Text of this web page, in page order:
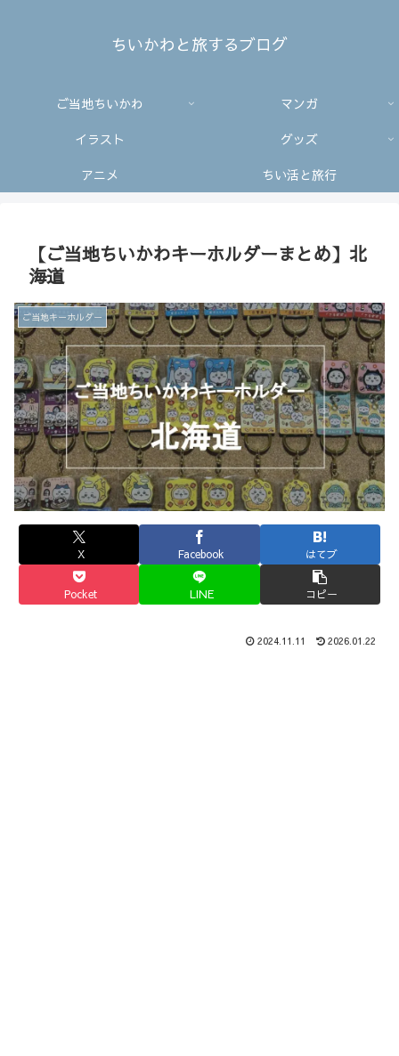
ちいかわと旅するブログ
ご当地ちいかわ
マンガ
イラスト
グッズ
アニメ
ちい活と旅行
【ご当地ちいかわキーホルダーまとめ】北
海道
ご当地キーホルダー
X Facebook はてブ
Pocket LINE コピー
2024.11.11 2026.01.22